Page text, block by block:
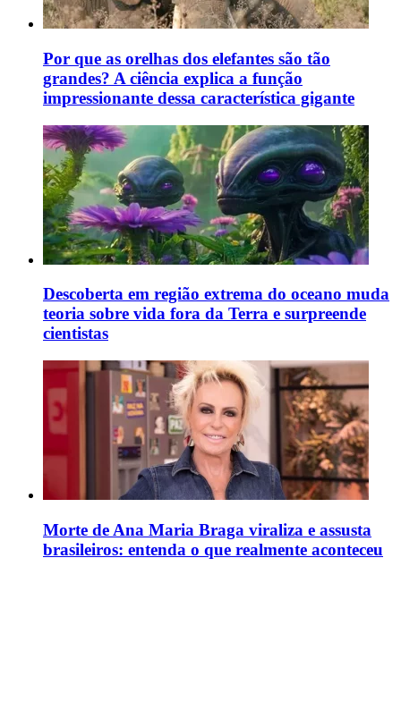
Por que as orelhas dos elefantes são tão
grandes? A ciência explica a função
impressionante dessa característica gigante
Descoberta em região extrema do oceano muda
teoria sobre vida fora da Terra e surpreende
cientistas
Morte de Ana Maria Braga viraliza e assusta
brasileiros: entenda o que realmente aconteceu